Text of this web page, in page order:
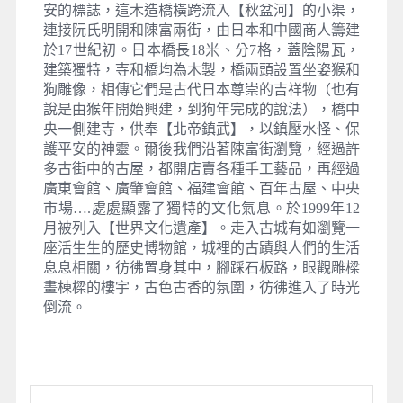
安的標誌，這木造橋橫跨流入【秋盆河】的小渠，
連接阮氏明開和陳富兩街，由日本和中國商人籌建
於17世紀初。日本橋長18米、分7格，蓋陰陽瓦，
建築獨特，寺和橋均為木製，橋兩頭設置坐姿猴和
狗雕像，相傳它們是古代日本尊崇的吉祥物（也有
說是由猴年開始興建，到狗年完成的說法），橋中
央一側建寺，供奉【北帝鎮武】，以鎮壓水怪、保
護平安的神靈。爾後我們沿著陳富街瀏覽，經過許
多古街中的古屋，都開店賣各種手工藝品，再經過
廣東會館、廣肇會館、福建會館、百年古屋、中央
市場….處處顯露了獨特的文化氣息。於1999年12
月被列入【世界文化遺產】。走入古城有如瀏覽一
座活生生的歷史博物館，城裡的古蹟與人們的生活
息息相關，彷彿置身其中，腳踩石板路，眼觀雕樑
畫棟樑的樓宇，古色古香的氛圍，彷彿進入了時光
倒流。